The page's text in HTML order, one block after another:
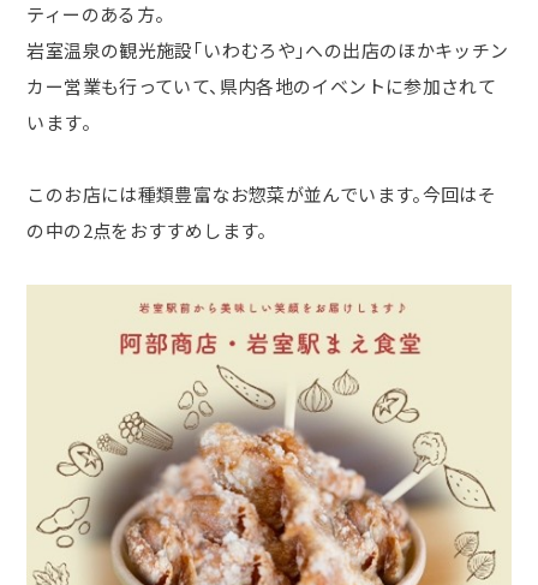
ティーのある方。
岩室温泉の観光施設「いわむろや」への出店のほかキッチン
カー営業も行っていて、県内各地のイベントに参加されて
います。
このお店には種類豊富なお惣菜が並んでいます。今回はそ
の中の2点をおすすめします。